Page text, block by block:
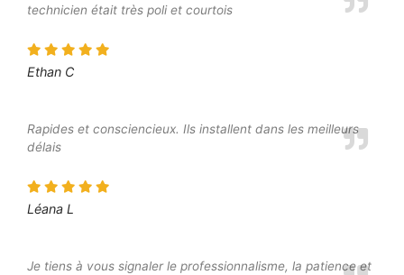
technicien était très poli et courtois
Ethan C
Rapides et consciencieux. Ils installent dans les meilleurs
délais
Léana L
Je tiens à vous signaler le professionnalisme, la patience et